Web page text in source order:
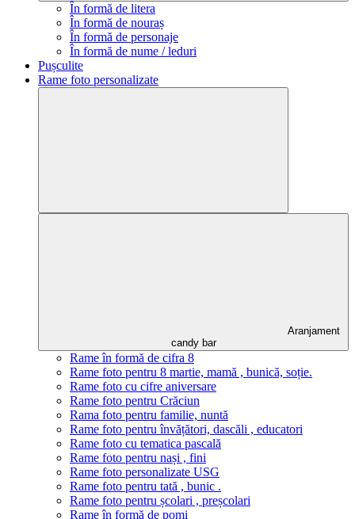
În formă de litera
În formă de nouraș
În formă de personaje
În formă de nume / leduri
Pușculite
Rame foto personalizate
Aranjament
candy bar
Rame în formă de cifra 8
Rame foto pentru 8 martie, mamă , bunică, soție.
Rame foto cu cifre aniversare
Rame foto pentru Crăciun
Rama foto pentru familie, nuntă
Rame foto pentru învățători, dascăli , educatori
Rame foto cu tematica pascală
Rame foto pentru nași , fini
Rame foto personalizate USG
Rame foto pentru tată , bunic .
Rame foto pentru școlari , preșcolari
Rame în formă de pomi